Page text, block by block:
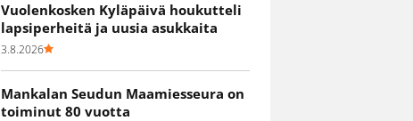
Vuolenkosken Kyläpäivä houkutteli
lapsiperheitä ja uusia asukkaita
3.8.2026
Mankalan Seudun Maamiesseura on
toiminut 80 vuotta